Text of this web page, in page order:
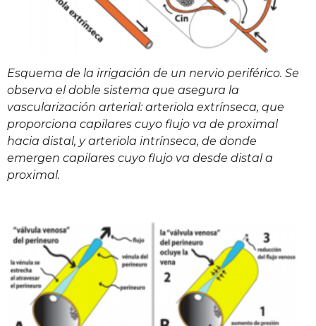
Esquema de la irrigación de un nervio periférico. Se
observa el doble sistema que asegura la
vascularización arterial: arteriola extrínseca, que
proporciona capilares cuyo flujo va de proximal
hacia distal, y arteriola intrínseca, de donde
emergen capilares cuyo flujo va desde distal a
proximal.